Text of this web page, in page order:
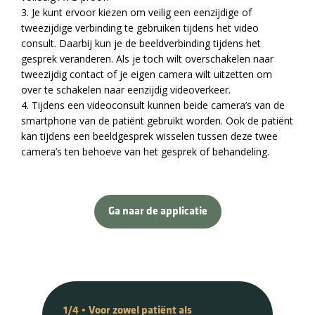
3. Je kunt ervoor kiezen om veilig een eenzijdige of
tweezijdige verbinding te gebruiken tijdens het video
consult. Daarbij kun je de beeldverbinding tijdens het
gesprek veranderen. Als je toch wilt overschakelen naar
tweezijdig contact of je eigen camera wilt uitzetten om
over te schakelen naar eenzijdig videoverkeer.
4. Tijdens een videoconsult kunnen beide camera’s van de
smartphone van de patiënt gebruikt worden. Ook de patiënt
kan tijdens een beeldgesprek wisselen tussen deze twee
camera’s ten behoeve van het gesprek of behandeling.
Ga naar de applicatie
1/4 • Voor zowel patiënt als
2/4 • Meerwaarde
3/4 • Videoconsult
4/4 • Blijf op de hoogte